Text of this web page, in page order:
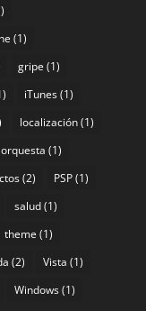
(1)
gripe (1)
iTunes(1)
localización(1)
orquesta (1)
(2) PSP(1)
salud(1)
theme (1)
(2) Vista (1)
Windows(1)